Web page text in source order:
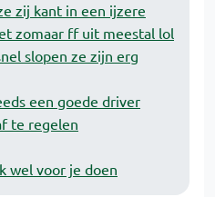
zij kant in een ijzere
zomaar ff uit meestal lol
slopen ze zijn erg
een goede driver
te regelen
wel voor je doen